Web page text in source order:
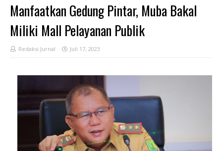
Manfaatkan Gedung Pintar, Muba Bakal
Miliki Mall Pelayanan Publik
Redaksi Jurnal Juli 17, 2023